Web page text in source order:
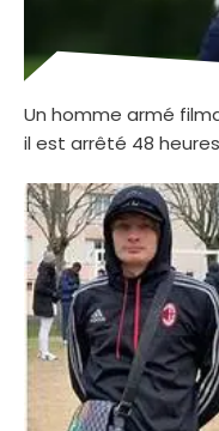
Un homme armé
il est arrêté 48